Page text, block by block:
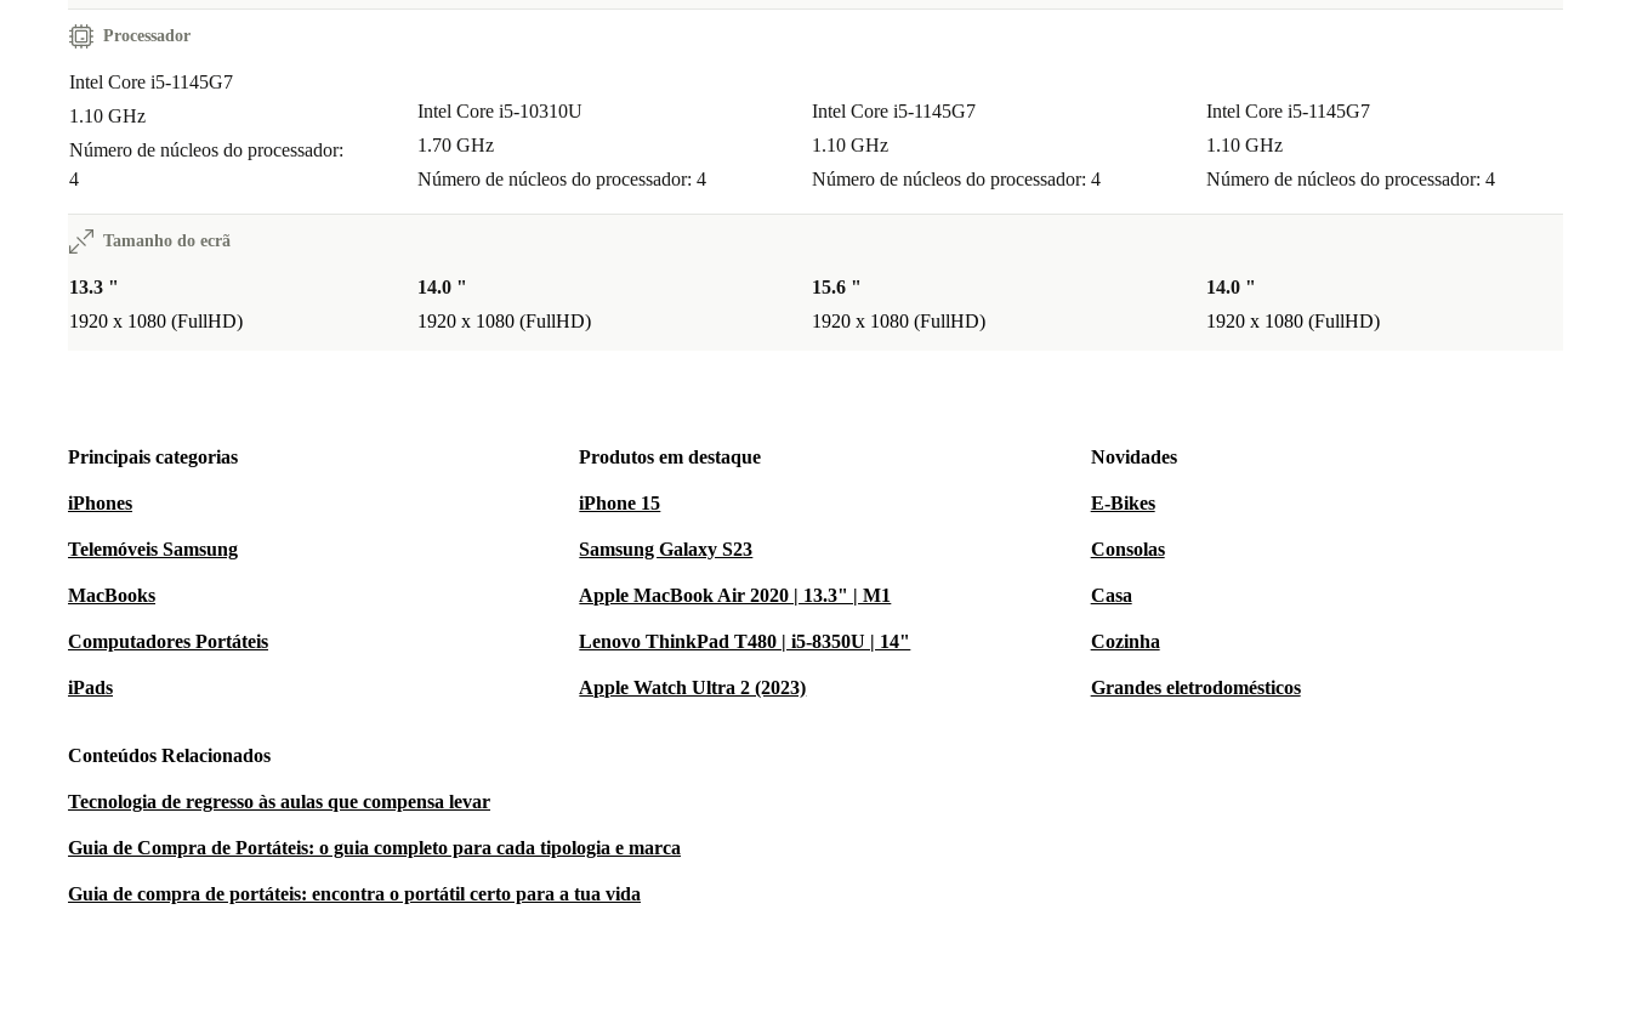
Processador
Intel Core i5-1145G7
1.10 GHz
Número de núcleos do processador:
4
Intel Core i5-10310U
1.70 GHz
Número de núcleos do processador: 4
Intel Core i5-1145G7
1.10 GHz
Número de núcleos do processador: 4
Intel Core i5-1145G7
1.10 GHz
Número de núcleos do processador: 4
Tamanho do ecrã
13.3 "
1920 x 1080 (FullHD)
14.0 "
1920 x 1080 (FullHD)
15.6 "
1920 x 1080 (FullHD)
14.0 "
1920 x 1080 (FullHD)
Principais categorias
iPhones
Telemóveis Samsung
MacBooks
Computadores Portáteis
iPads
Produtos em destaque
iPhone 15
Samsung Galaxy S23
Apple MacBook Air 2020 | 13.3" | M1
Lenovo ThinkPad T480 | i5-8350U | 14"
Apple Watch Ultra 2 (2023)
Novidades
E-Bikes
Consolas
Casa
Cozinha
Grandes eletrodomésticos
Conteúdos Relacionados
Tecnologia de regresso às aulas que compensa levar
Guia de Compra de Portáteis: o guia completo para cada tipologia e marca
Guia de compra de portáteis: encontra o portátil certo para a tua vida